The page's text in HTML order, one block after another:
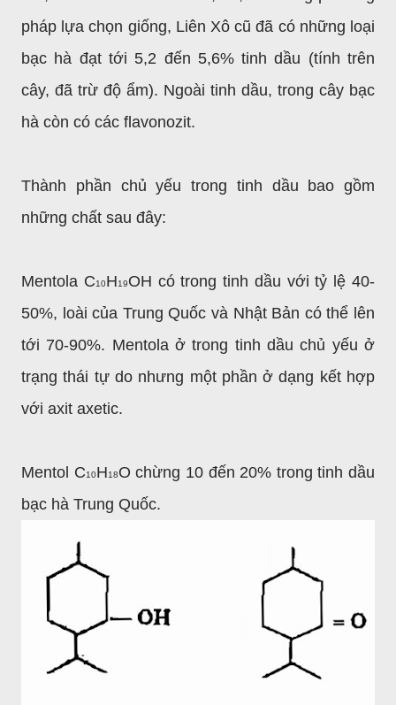
pháp lựa chọn giống, Liên Xô cũ đã có những loại
bạc hà đạt tới 5,2 đến 5,6% tinh dầu (tính trên
cây, đã trừ độ ẩm). Ngoài tinh dầu, trong cây bạc
hà còn có các flavonozit.
Thành phần chủ yếu trong tinh dầu bao gồm
những chất sau đây:
Mentola C10H19OH có trong tinh dầu với tỷ lệ 40-
50%, loài của Trung Quốc và Nhật Bản có thể lên
tới 70-90%. Mentola ở trong tinh dầu chủ yếu ở
trạng thái tự do nhưng một phần ở dạng kết hợp
với axit axetic.
Mentol C10H18O chừng 10 đến 20% trong tinh dầu
bạc hà Trung Quốc.